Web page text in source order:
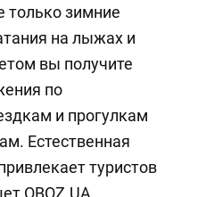
только зимние
на лыжах и
вы получите
по
и прогулкам
Естественная
туристов
OBOZ.UA.